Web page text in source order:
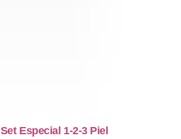
Set Especial 1-2-3 Piel